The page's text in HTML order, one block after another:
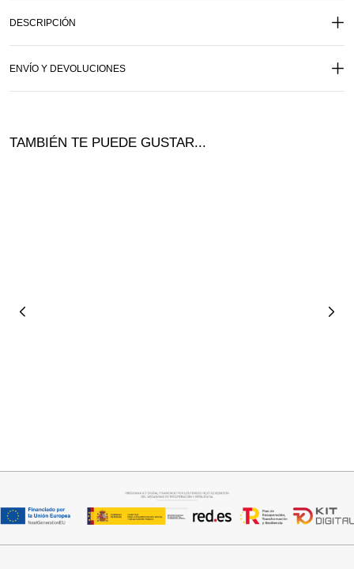
DESCRIPCIÓN
ENVÍO Y DEVOLUCIONES
TAMBIÉN TE PUEDE GUSTAR...